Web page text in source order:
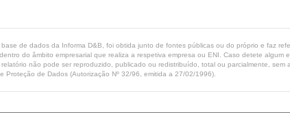
de dados da Informa D&B, foi obtida junto de fontes públicas ou do próprio e faz
do âmbito empresarial que realiza a respetiva empresa ou ENI. Caso detete algum
não pode ser reproduzido, publicado ou redistribuído, total ou parcialmente, sem
de Dados (Autorização Nº 32/96, emitida a 27/02/1996).